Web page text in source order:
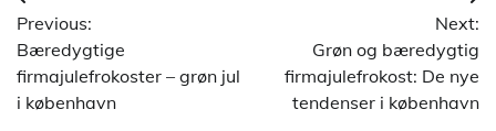
Previous:
Bæredygtige
firmajulefrokoster – grøn jul
i københavn
Next:
Grøn og bæredygtig
firmajulefrokost: De nye
tendenser i københavn